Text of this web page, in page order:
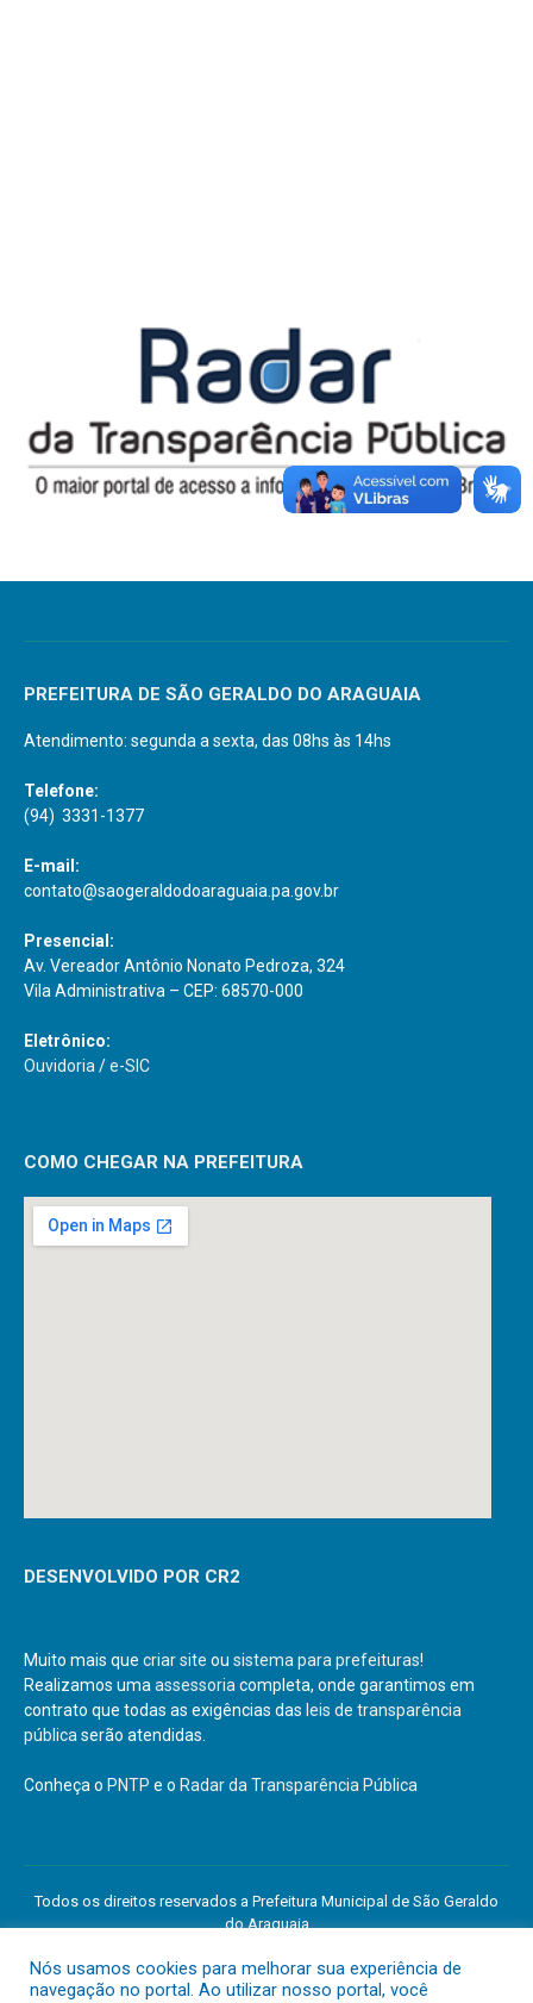
PREFEITURA DE SÃO GERALDO DO ARAGUAIA
Atendimento: segunda a sexta, das 08hs às 14hs
Telefone:
(94) 3331-1377
E-mail:
contato@saogeraldodoaraguaia.pa.gov.br
Presencial:
Av. Vereador Antônio Nonato Pedroza, 324
Vila Administrativa – CEP: 68570-000
Eletrônico:
Ouvidoria/e-SIC
COMO CHEGAR NA PREFEITURA
DESENVOLVIDO POR CR2
Muito mais que criar site ou sistema para prefeituras!
Realizamos umaassessoriacompleta, onde garantimos em
contrato que todas as exigências das leis de transparência
públicaserão atendidas.
Conheça o PNTP e o Radar da Transparência Pública
Todos os direitos reservados a Prefeitura Municipal de São Geraldo
do Araguaia
Mapa do Site Acessar Área Administrativa
Nós usamos cookies para melhorar sua experiência de
navegação no portal. Ao utilizar nosso portal, você